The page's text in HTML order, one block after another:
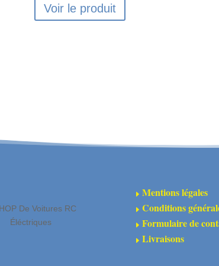
Voir le produit
De Voitures RC
Éléctriques
E Mentions légales
E Conditions
E Formulaire de
E Livraisons